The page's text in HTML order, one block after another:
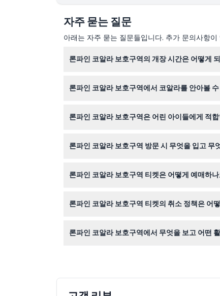
자주 묻는 질문
아래는 자주 묻는 질문들입니다. 추가 문의사항
론파인 코알라 보호구역의 개장 시간은 어떻게
경될 수 있으니 예약 시 확인해 주세요).
론파인 코알라 보호구역에서 코알라를 안아볼
론파인 코알라 보호구역은 어린 아이들에게 적
론파인 코알라 보호구역 방문 시 무엇을 입고 무
론파인 코알라 보호구역 티켓은 어떻게 예매하
론파인 코알라 보호구역 티켓의 취소 정책은 어
론파인 코알라 보호구역에서 무엇을 보고 어떤